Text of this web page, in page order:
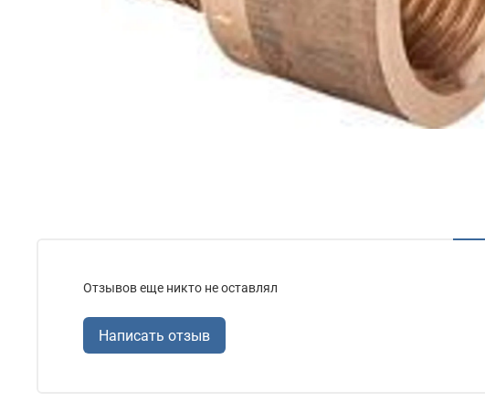
Отзывов еще никто не оставлял
Написать отзыв